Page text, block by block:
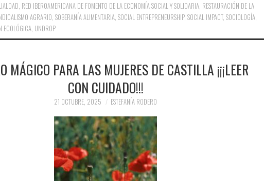
RED IBEROAMERICANA DE FOMENTO DE LA ECONOMÍA SOCIAL Y SOLIDARIA RESTAURACIÓN DE LA
AGRARIO SOBERANÍA ALIMENTARIA SOCIAL ENTREPRENEURSHIP, SOCIAL IMPACT, SOCIOLOGÍA
ECOLÓGICA UNDROP
MÁGICO PARA LAS MUJERES DE CASTILLA ¡¡¡LEER
CON CUIDADO!!!
21 OCTUBRE, 2025 ESTEFANÍA RODERO